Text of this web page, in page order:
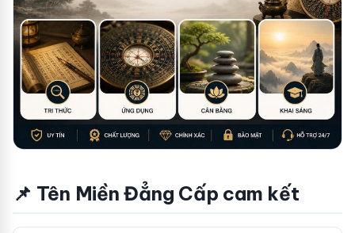
📌 Tên Miền Đẳng Cấp cam kết